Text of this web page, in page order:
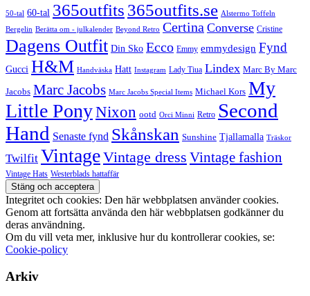
50-tal 60-tal 365outfits 365outfits.se Alstermo Toffeln
Bergelin Berätta om - julkalender Beyond Retro Certina Converse Cristine
Dagens Outfit Din Sko Ecco Emmy emmydesign Fynd
Gucci H&M Handväska Hatt Instagram Lady Tiua Lindex Marc By Marc
Jacobs Marc Jacobs Marc Jacobs Special Items Michael Kors My
Little PonyNixon ootd Orci Minni Retro Second
Hand Senaste fynd Skånskan Sunshine Tjallamalla Träskor
Twilfit VintageVintage dress Vintage fashion
Vintage Hats Westerblads hattaffär
Integritet och cookies: Den här webbplatsen använder cookies.
Genom att fortsätta använda den här webbplatsen godkänner du
deras användning.
Om du vill veta mer, inklusive hur du kontrollerar cookies, se:
Cookie-policy
Arkiv